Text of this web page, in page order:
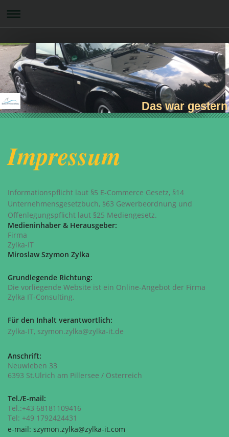
Das war gestern
Impressum
Informationspflicht laut §5 E-Commerce Gesetz, §14
Unternehmensgesetzbuch, §63 Gewerbeordnung und
Offenlegungspflicht laut §25 Mediengesetz.
Medieninhaber & Herausgeber:
Firma
Zylka-IT
Miroslaw Szymon Zylka
Grundlegende Richtung:
Die vorliegende Website ist ein Online-Angebot der Firma
Zylka IT-Consulting.
Für den Inhalt verantwortlich:
Zylka-IT, szymon.zylka@zylka-it.de
Anschrift:
Neuwieben 33
6393 St.Ulrich am Pillersee / Österreich
Tel./E-mail:
Tel.:+43 68181109416
Tel: +49 1792424431
e-mail: szymon.zylka@zylka-it.com